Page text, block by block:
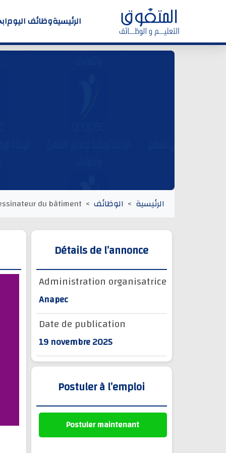
الرئيسيةوظائف اليوم
الرئيسية الوظائف du bâtiment
Détails de l’annonce
Administration organisatrice
Anapec
Date de publication
19 novembre 2025
Postuler à l’emploi
Postuler maintenant